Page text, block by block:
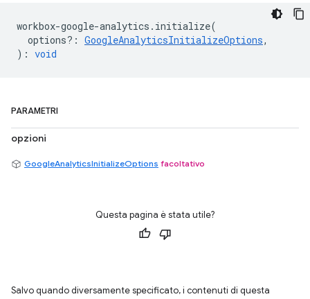
workbox-google-analytics . initialize(
options? : GoogleAnalyticsInitializeOptions,
) : void
PARAMETRI
opzioni
GoogleAnalyticsInitializeOptions facoltativo
Questa pagina è stata utile?
Salvo quando diversamente specificato, i contenuti di questa